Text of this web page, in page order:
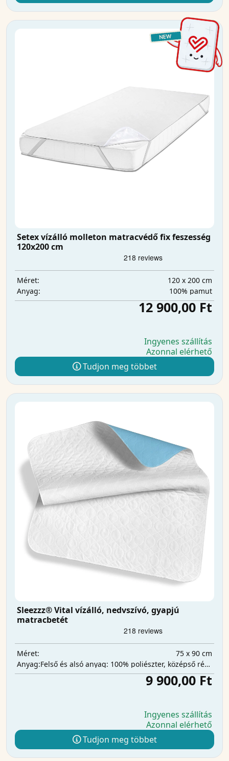
Setex vízálló molleton matracvédő fix feszesség
120x200 cm
Méret:
120 x 200 cm
Anyag:
100% pamut
12 900,00 Ft
Ingyenes szállítás
Azonnal elérhető
Tudjon meg többet
Sleezzz® Vital vízálló, nedvszívó, gyapjú
matracbetét
Méret:
75 x 90 cm
Anyag:
Felső és alsó anyag: 100% poliészter, középső réteg: 100% poliuretán, nedvszívó réteg: 100% poliészter.
9 900,00 Ft
Ingyenes szállítás
Azonnal elérhető
Tudjon meg többet